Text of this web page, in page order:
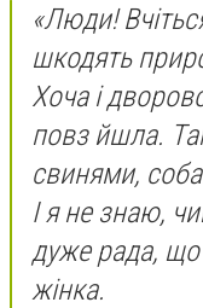
«Люди!
шкодять
Хоча і
повз йшла.
свинями,
І я не знаю,
дуже рада, що
жінка.